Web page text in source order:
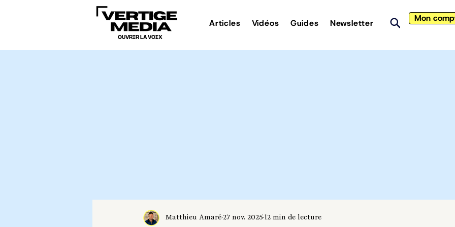
OUVRIR LA VOIX
Articles Vidéos Guides Newsletter Mon
Matthieu Amaré 27 nov. 2025 12 min de lecture